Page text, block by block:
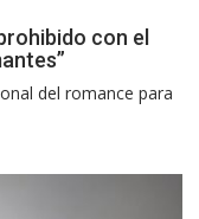
con el
del romance para